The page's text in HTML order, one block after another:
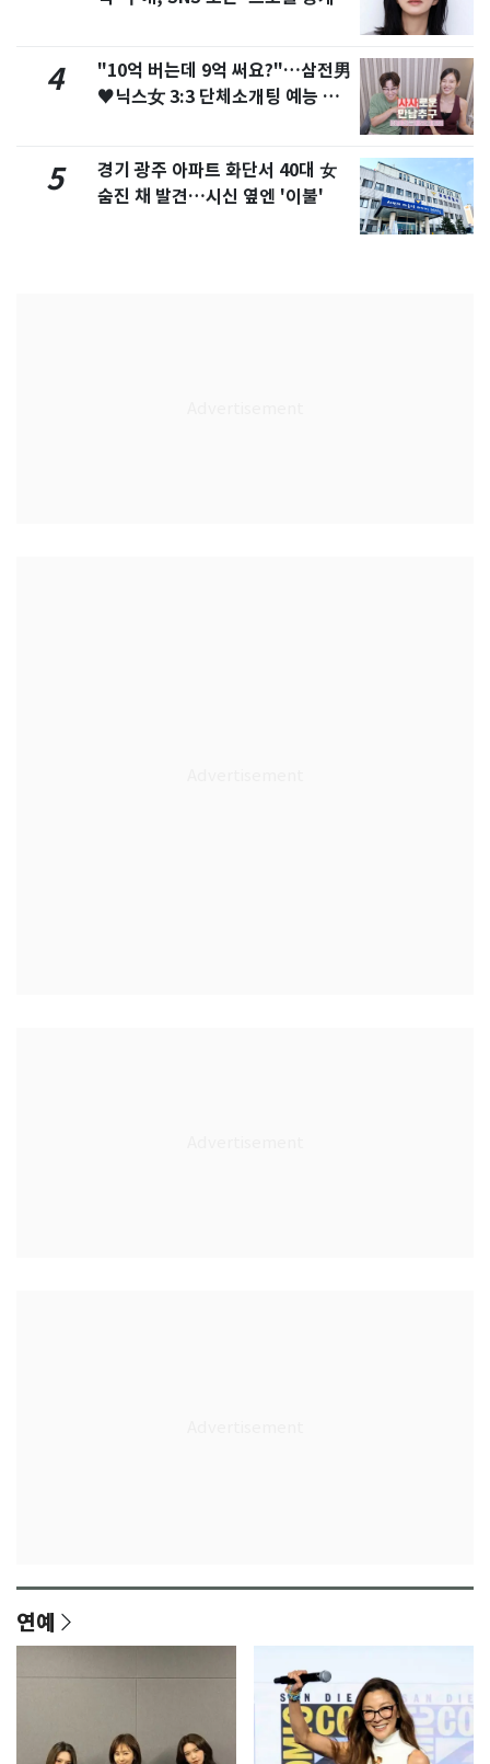
4
"10억 버는데 9억 써요?"…삼전男
♥닉스女 3:3 단체소개팅 예능 화
5
경기 광주 아파트 화단서 40대 女
숨진 채 발견…시신 옆엔 '이불'
연예